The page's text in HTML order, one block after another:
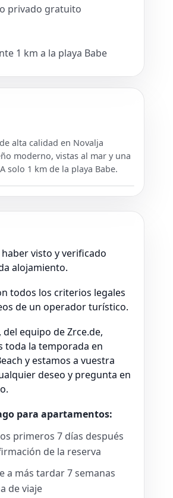
privado gratuito
1 km a la playa Babe
alta calidad en Novalja
moderno, vistas al mar y una
solo 1 km de la playa Babe.
visto y verificado
alojamiento.
todos los criterios legales
de un operador turístico.
equipo de Zrce.de,
toda la temporada en
y estamos a vuestra
deseo y pregunta en
para apartamentos:
primeros 7 días después
de la reserva
a más tardar 7 semanas
de viaje